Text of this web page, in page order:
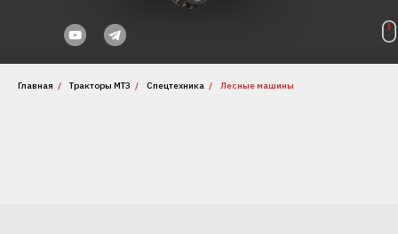
Главная / Тракторы МТЗ / Спецтехника / Лесные машины